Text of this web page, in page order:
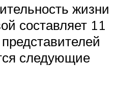
жизни
составляет 11
следующие